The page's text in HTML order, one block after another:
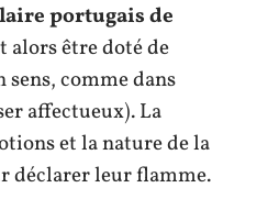
portugais de
alors être doté de
comme dans
affectueux). La
et la nature de la
déclarer leur flamme.